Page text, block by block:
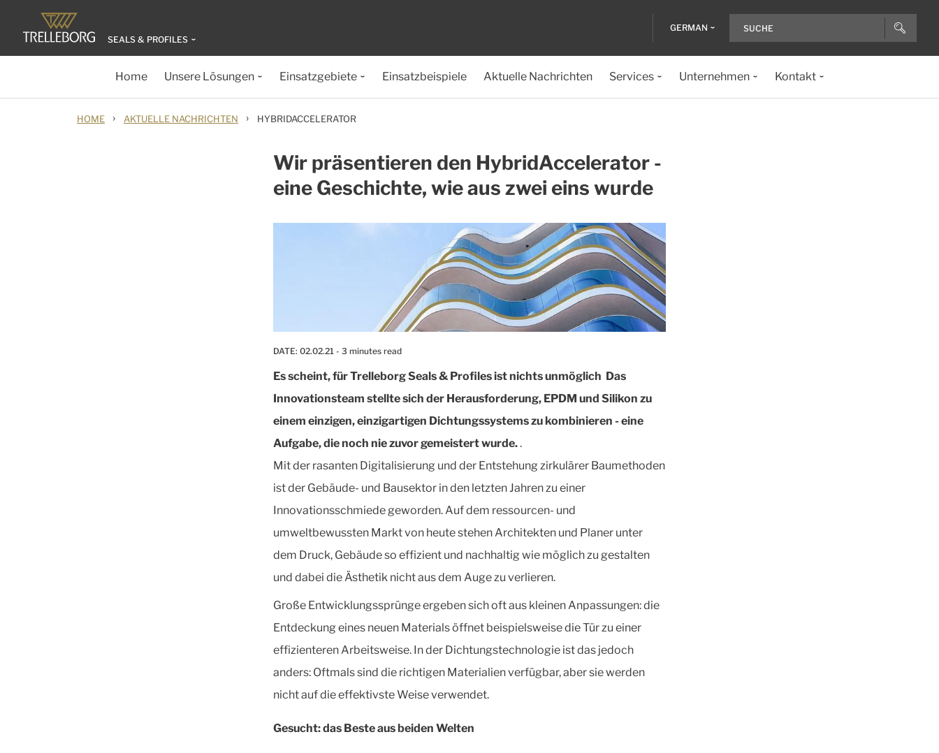
SEALS & PROFILES
GERMAN
Home Unsere Lösungen Einsatzgebiete Einsatzbeispiele Aktuelle Nachrichten Services Unternehmen Kontakt
HOME › AKTUELLE NACHRICHTEN › HYBRIDACCELERATOR
Wir präsentieren den HybridAccelerator -
eine Geschichte, wie aus zwei eins wurde
DATE: 02.02.21 - 3 minutes read
Es scheint, für Trelleborg Seals & Profiles ist nichts unmöglich Das
Innovationsteam stellte sich der Herausforderung, EPDM und Silikon zu
einem einzigen, einzigartigen Dichtungssystems zu kombinieren - eine
Aufgabe, die noch nie zuvor gemeistert wurde..
Mit der rasanten Digitalisierung und der Entstehung zirkulärer Baumethoden
ist der Gebäude- und Bausektor in den letzten Jahren zu einer
Innovationsschmiede geworden. Auf dem ressourcen- und
umweltbewussten Markt von heute stehen Architekten und Planer unter
dem Druck, Gebäude so effizient und nachhaltig wie möglich zu gestalten
und dabei die Ästhetik nicht aus dem Auge zu verlieren.
Große Entwicklungssprünge ergeben sich oft aus kleinen Anpassungen: die
Entdeckung eines neuen Materials öffnet beispielsweise die Tür zu einer
effizienteren Arbeitsweise. In der Dichtungstechnologie ist das jedoch
anders: Oftmals sind die richtigen Materialien verfügbar, aber sie werden
nicht auf die effektivste Weise verwendet.
Gesucht: das Beste aus beiden Welten